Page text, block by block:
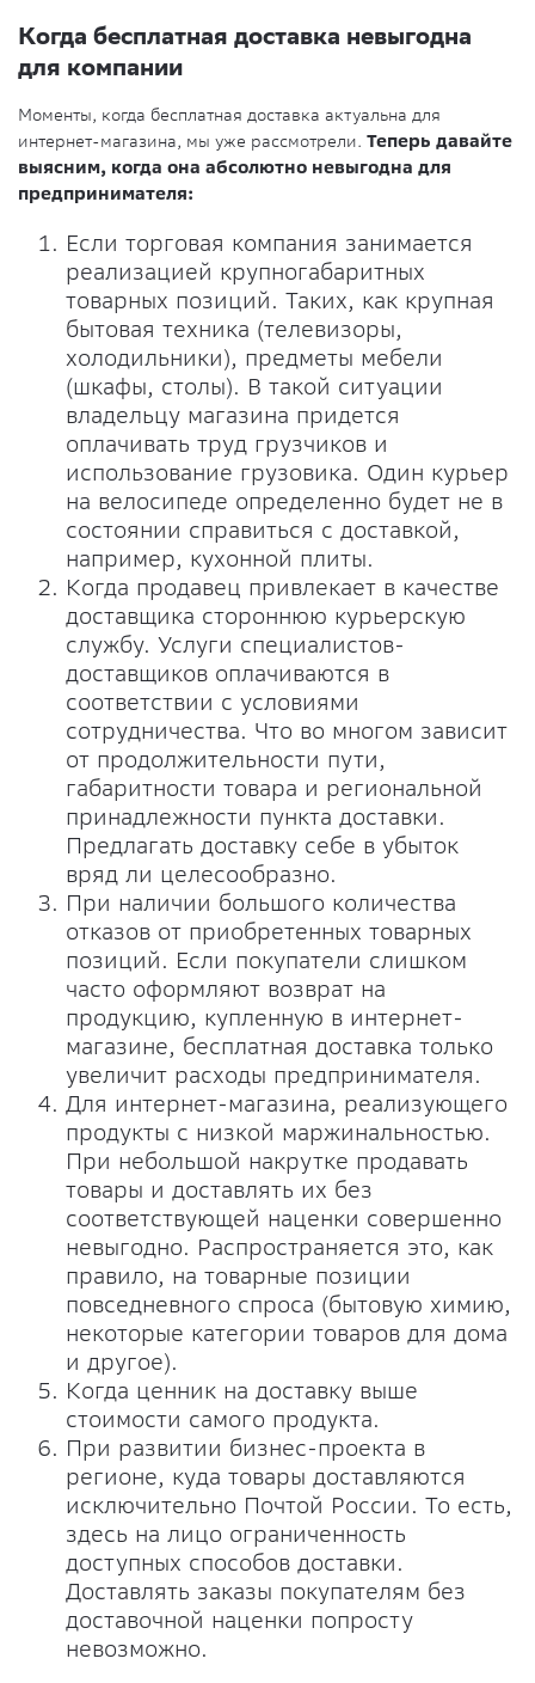
Когда бесплатная доставка невыгодна
для компании
Моменты, когда бесплатная доставка актуальна для
интернет-магазина, мы уже рассмотрели. Теперь давайте
выясним, когда она абсолютно невыгодна для
предпринимателя:
Если торговая компания занимается
реализацией крупногабаритных
товарных позиций. Таких, как крупная
бытовая техника (телевизоры,
холодильники), предметы мебели
(шкафы, столы). В такой ситуации
владельцу магазина придется
оплачивать труд грузчиков и
использование грузовика. Один курьер
на велосипеде определенно будет не в
состоянии справиться с доставкой,
например, кухонной плиты.
Когда продавец привлекает в качестве
доставщика стороннюю курьерскую
службу. Услуги специалистов-
доставщиков оплачиваются в
соответствии с условиями
сотрудничества. Что во многом зависит
от продолжительности пути,
габаритности товара и региональной
принадлежности пункта доставки.
Предлагать доставку себе в убыток
вряд ли целесообразно.
При наличии большого количества
отказов от приобретенных товарных
позиций. Если покупатели слишком
часто оформляют возврат на
продукцию, купленную в интернет-
магазине, бесплатная доставка только
увеличит расходы предпринимателя.
Для интернет-магазина, реализующего
продукты с низкой маржинальностью.
При небольшой накрутке продавать
товары и доставлять их без
соответствующей наценки совершенно
невыгодно. Распространяется это, как
правило, на товарные позиции
повседневного спроса (бытовую химию,
некоторые категории товаров для дома
и другое).
Когда ценник на доставку выше
стоимости самого продукта.
При развитии бизнес-проекта в
регионе, куда товары доставляются
исключительно Почтой России. То есть,
здесь на лицо ограниченность
доступных способов доставки.
Доставлять заказы покупателям без
доставочной наценки попросту
невозможно.